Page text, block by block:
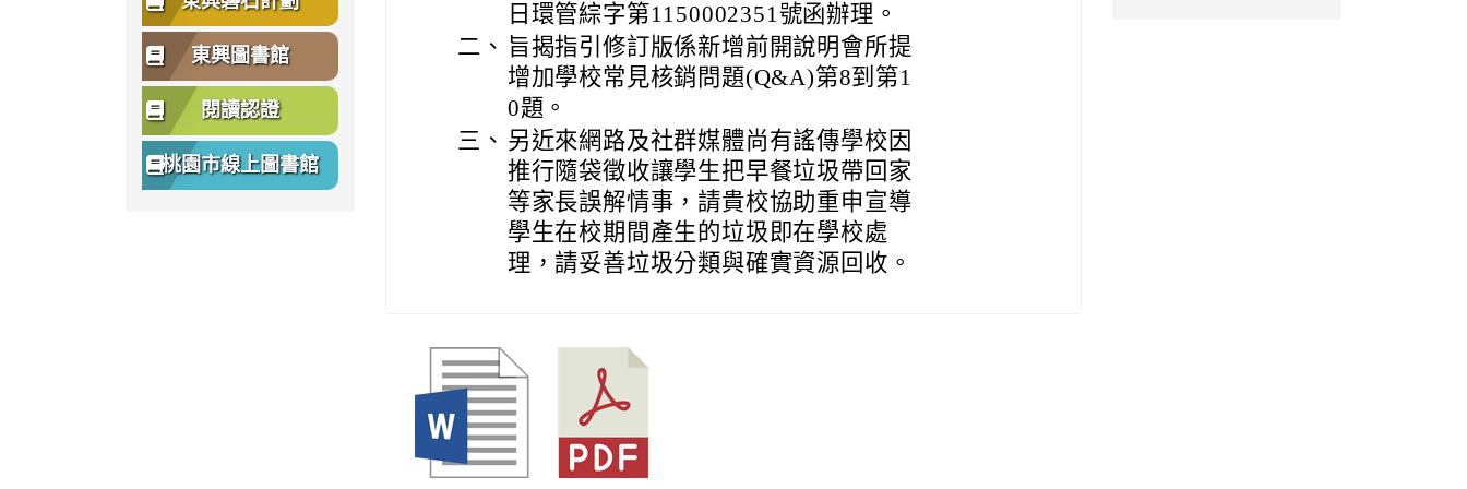
東興圖書館
閱讀認證
桃園市線上圖書館
日環管綜字第1150002351號函辦理。
二、 旨揭指引修訂版係新增前開說明會所提
增加學校常見核銷問題(Q&A)第8到第1
0題。
三、 另近來網路及社群媒體尚有謠傳學校因
推行隨袋徵收讓學生把早餐垃圾帶回家
等家長誤解情事，請貴校協助重申宣導
學生在校期間產生的垃圾即在學校處
理，請妥善垃圾分類與確實資源回收。